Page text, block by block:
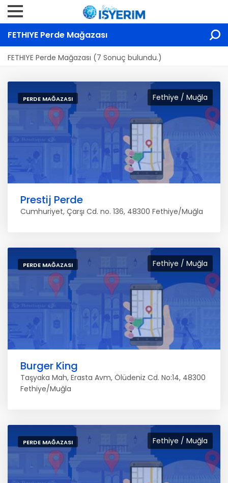
FETHIYE Perde Mağazası
FETHIYE Perde Mağazası (7 Sonuç bulundu.)
Fethiye / Muğla
PERDE MAĞAZASI
Prestij Perde
Cumhuriyet, Çarşı Cd. no. 136, 48300 Fethiye/Muğla
Fethiye / Muğla
PERDE MAĞAZASI
Burger King
Taşyaka Mah, Erasta Avm, Ölüdeniz Cd. No:14, 48300
Fethiye/Muğla
Fethiye / Muğla
PERDE MAĞAZASI